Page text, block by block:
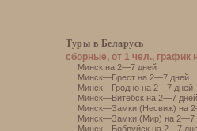
Туры в Беларусь
сборные, от 1 чел., график
Минск на 2—7 дней
Минск—Брест на 2—7 дней
Минск—Гродно на 2—7 дней
Минск—Витебск на 2—7 дней
Минск—Замки (Несвиж) на
Минск—Замки (Мир) на 2—7
Минск—Бобруйск на 2—7